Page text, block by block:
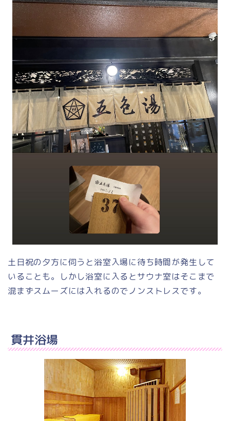
土日祝の夕方に伺うと浴室入場に待ち時間が発生して
いることも。しかし浴室に入るとサウナ室はそこまで
混まずスムーズには入れるのでノンストレスです。
貫井浴場